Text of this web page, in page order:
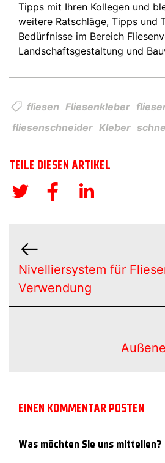
Tipps mit Ihren Kollegen und
weitere Ratschläge, Tipps und
Bedürfnisse im Bereich
Landschaftsgestaltung und
fliesen Fliesenkleber
fliesenschneider Kleber
TEILE DIESEN ARTIKEL
Nivelliersystem für
Verwendung
EINEN KOMMENTAR POSTEN
Was möchten Sie uns mitteilen?